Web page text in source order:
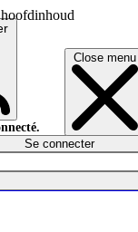
Close menu
Se connecter